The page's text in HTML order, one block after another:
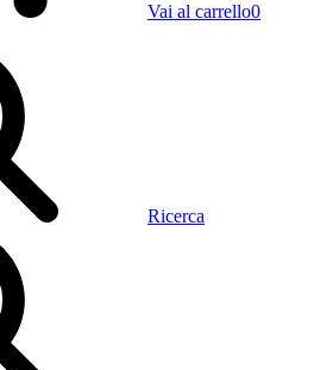
Vai al carrello0
Ricerca